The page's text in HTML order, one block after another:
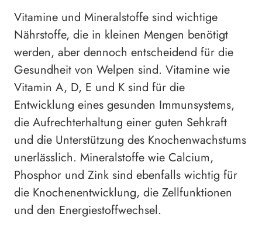
Vitamine und Mineralstoffe sind wichtige
Nährstoffe, die in kleinen Mengen benötigt
werden, aber dennoch entscheidend für die
Gesundheit von Welpen sind. Vitamine wie
Vitamin A, D, E und K sind für die
Entwicklung eines gesunden Immunsystems,
die Aufrechterhaltung einer guten Sehkraft
und die Unterstützung des Knochenwachstums
unerlässlich. Mineralstoffe wie Calcium,
Phosphor und Zink sind ebenfalls wichtig für
die Knochenentwicklung, die Zellfunktionen
und den Energiestoffwechsel.